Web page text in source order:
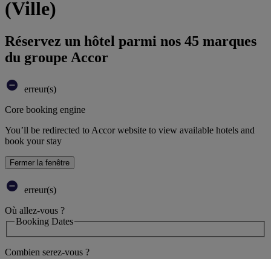
(Ville)
Réservez un hôtel parmi nos 45 marques
du groupe Accor
erreur(s)
Core booking engine
You’ll be redirected to Accor website to view available hotels and
book your stay
Fermer la fenêtre
erreur(s)
Où allez-vous ?
Booking Dates
Combien serez-vous ?